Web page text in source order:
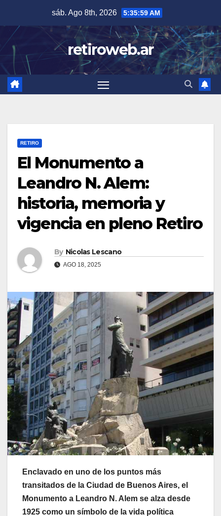
content
sáb. Ago 8th, 2026 5:36:00 AM
retiroweb.ar
RETIRO
El Monumento a
Leandro N. Alem:
historia, memoria y
vigencia en pleno Retiro
By Nicolas Lescano
AGO 18, 2025
Enclavado en uno de los puntos más
transitados de la Ciudad de Buenos Aires, el
Monumento a Leandro N. Alem se alza desde
1925 como un símbolo de la vida política